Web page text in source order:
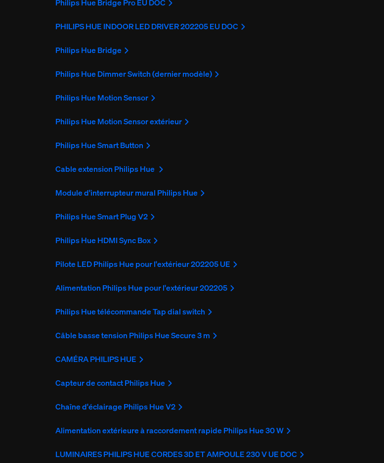
Philips Hue Bridge Pro EU DOC
PHILIPS HUE INDOOR LED DRIVER 202205 EU DOC
Philips Hue Bridge
Philips Hue Dimmer Switch (dernier modèle)
Philips Hue Motion Sensor
Philips Hue Motion Sensor extérieur
Philips Hue Smart Button
Cable extension Philips Hue
Module d'interrupteur mural Philips Hue
Philips Hue Smart Plug V2
Philips Hue HDMI Sync Box
Pilote LED Philips Hue pour l'extérieur 202205 UE
Alimentation Philips Hue pour l'extérieur 202205
Philips Hue télécommande Tap dial switch
Câble basse tension Philips Hue Secure 3 m
CAMÉRA PHILIPS HUE
Capteur de contact Philips Hue
Chaîne d'éclairage Philips Hue V2
Alimentation extérieure à raccordement rapide Philips Hue 30 W
LUMINAIRES PHILIPS HUE CORDES 3D ET AMPOULE 230 V UE DOC